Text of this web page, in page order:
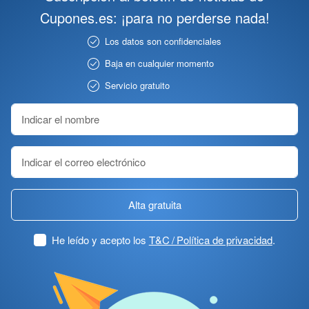
Cupones.es: ¡para no perderse nada!
Los datos son confidenciales
Baja en cualquier momento
Servicio gratuito
Alta gratuita
He leído y acepto los T&C / Política de privacidad.